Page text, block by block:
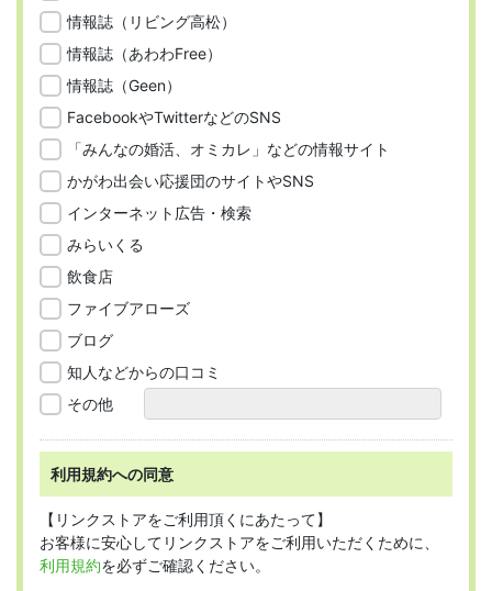
情報誌（リビング高松）
情報誌（あわわFree）
情報誌（Geen）
FacebookやTwitterなどのSNS
「みんなの婚活、オミカレ」などの情報サイト
かがわ出会い応援団のサイトやSNS
インターネット広告・検索
みらいくる
飲食店
ファイブアローズ
ブログ
知人などからの口コミ
その他
利用規約への同意
【リンクストアをご利用頂くにあたって】
お客様に安心してリンクストアをご利用いただくために、
利用規約を必ずご確認ください。